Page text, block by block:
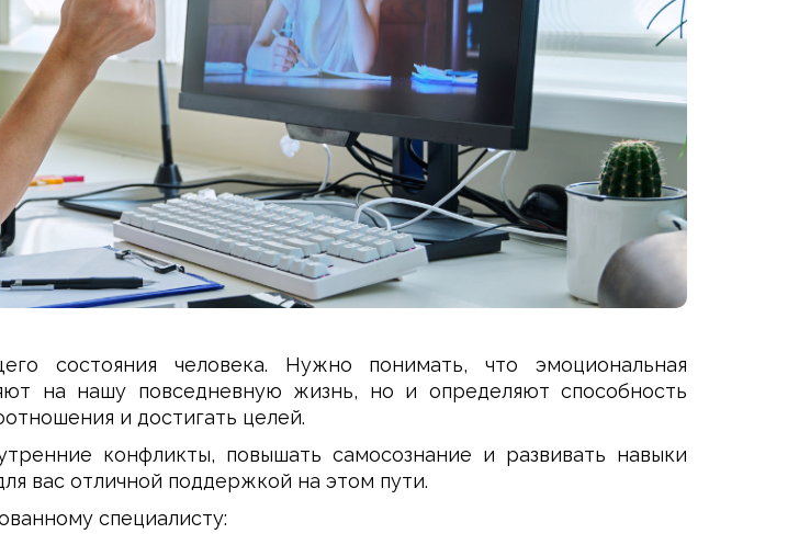
состояния человека. Нужно понимать, что эмоциональная
на нашу повседневную жизнь, но и определяют способность
и достигать целей.
конфликты, повышать самосознание и развивать навыки
вас отличной поддержкой на этом пути.
специалисту: